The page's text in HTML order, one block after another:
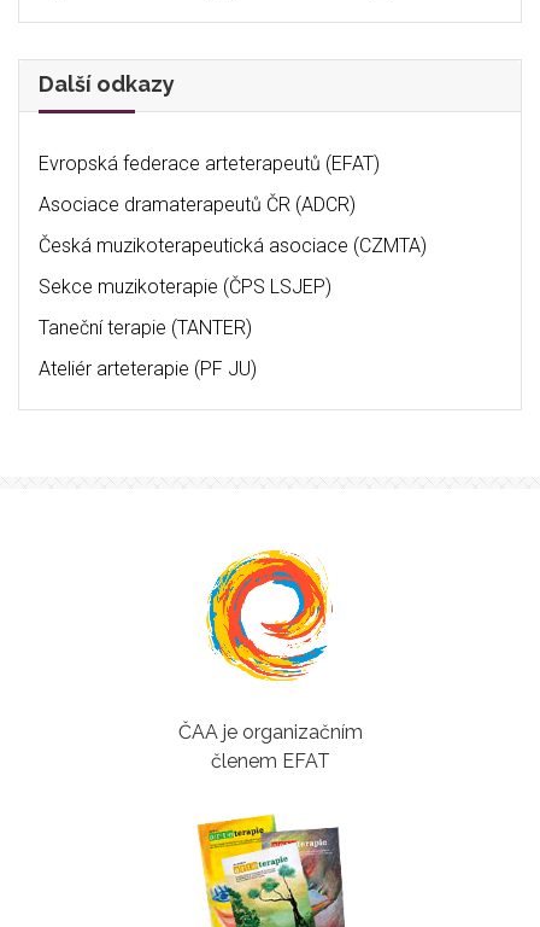
Další odkazy
Evropská federace arteterapeutů (EFAT)
Asociace dramaterapeutů ČR (ADCR)
Česká muzikoterapeutická asociace (CZMTA)
Sekce muzikoterapie (ČPS LSJEP)
Taneční terapie (TANTER)
Ateliér arteterapie (PF JU)
ČAA je organizačním
členem EFAT